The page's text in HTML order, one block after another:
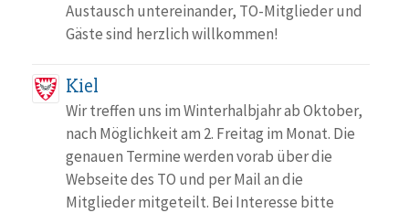
Austausch untereinander, TO-Mitglieder und
Gäste sind herzlich willkommen!
Kiel
Wir treffen uns im Winterhalbjahr ab Oktober,
nach Möglichkeit am 2. Freitag im Monat. Die
genauen Termine werden vorab über die
Webseite des TO und per Mail an die
Mitglieder mitgeteilt. Bei Interesse bitte